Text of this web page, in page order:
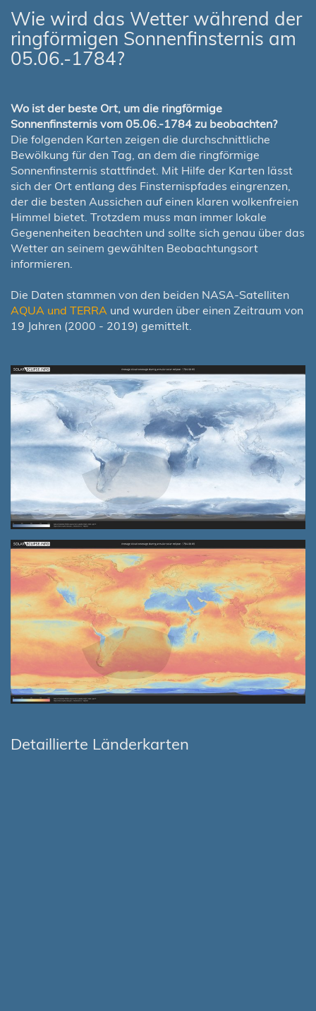
Wie wird das Wetter während der
ringförmigen Sonnenfinsternis am
05.06.-1784?
Wo ist der beste Ort, um die ringförmige
Sonnenfinsternis vom 05.06.-1784 zu beobachten?
Die folgenden Karten zeigen die durchschnittliche
Bewölkung für den Tag, an dem die ringförmige
Sonnenfinsternis stattfindet. Mit Hilfe der Karten lässt
sich der Ort entlang des Finsternispfades eingrenzen,
der die besten Aussichen auf einen klaren wolkenfreien
Himmel bietet. Trotzdem muss man immer lokale
Gegenenheiten beachten und sollte sich genau über das
Wetter an seinem gewählten Beobachtungsort
informieren.
Die Daten stammen von den beiden NASA-Satelliten
AQUA und TERRA und wurden über einen Zeitraum von
19 Jahren (2000 - 2019) gemittelt.
Detaillierte Länderkarten